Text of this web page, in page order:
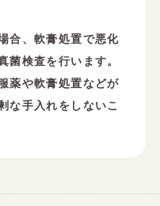
合、軟膏処置で悪化
菌検査を行います。
薬や軟膏処置などが
な手入れをしないこ